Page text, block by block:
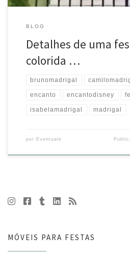
BLOG
Detalhes de uma
colorida …
brunomadrigal
encanto encantodisney
isabelamadrigal madrigal
por Eventuale
MÓVEIS PARA FESTAS